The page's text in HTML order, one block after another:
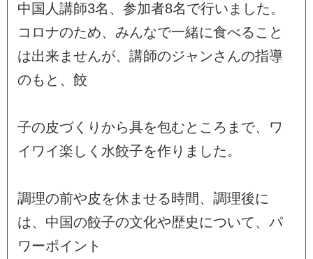
中 国 人講師3名 、 参加者8名で行い ま した。
コ ロナのため、 みんなで一緒に食べるこ と
は出来ま せんが、 講師のジャ ンさ んの指導
のも と 、 餃
子の皮づく り から具を包むと こ ろ ま で、 ワ
イ ワ イ楽 し く 水餃子を作り ま した。
調理の前や皮を休 ま せる時間 、 調理後に
は、 中 国の餃子の文化や歴史 について、 パ
ワーポイ ン ト